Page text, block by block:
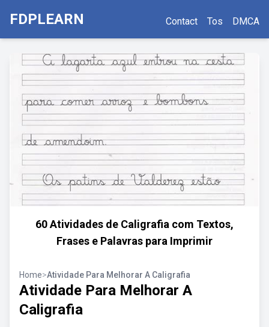
FDPLEARN Contact Tos DMCA
60 Atividades de Caligrafia com Textos,
Frases e Palavras para Imprimir
Home>Atividade Para Melhorar A Caligrafia
Atividade Para Melhorar A
Caligrafia